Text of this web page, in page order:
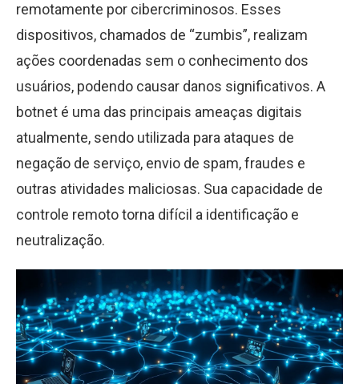
remotamente por cibercriminosos. Esses
dispositivos, chamados de “zumbis”, realizam
ações coordenadas sem o conhecimento dos
usuários, podendo causar danos significativos. A
botnet é uma das principais ameaças digitais
atualmente, sendo utilizada para ataques de
negação de serviço, envio de spam, fraudes e
outras atividades maliciosas. Sua capacidade de
controle remoto torna difícil a identificação e
neutralização.